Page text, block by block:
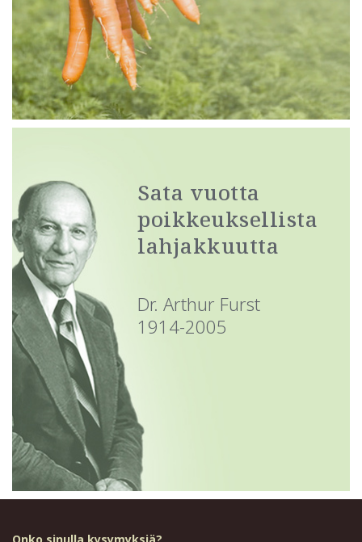
Sata vuotta
poikkeuksellista
lahjakkuutta
Dr. Arthur Furst
1914-2005